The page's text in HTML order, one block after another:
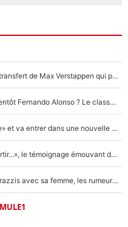
F1 - Une légende de McLaren refuse le transfert de Max Verstappen qui pourrait «faire des vagues» et plomber l'ambiance dans l'équipe
Max Verstappen, Lewis Hamilton… et bientôt Fernando Alonso ? Le classement des pilotes les mieux payés en Formule 1 risque de changer !
F1 - Alpine signe un accord «impensable» et va entrer dans une nouvelle dimension : Grande nouvelle pour Pierre Gasly !
F1 : « Je lui ai fait un câlin, puis j’ai dû partir...», le témoignage émouvant de Max Verstappen sur sa fille
F1 : Charles Leclerc surpris par les paparazzis avec sa femme, les rumeurs étaient vraies !